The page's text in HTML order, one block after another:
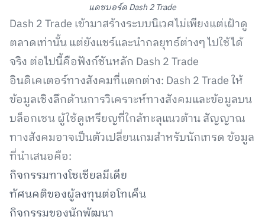
แดชบอร์ด Dash 2 Trade
Dash 2 Trade เข้ามาสร้างระบบนิเวศไม่เพียงแต่เฝ้าดู
ตลาดเท่านั้น แต่ยังแชร์และนำกลยุทธ์ต่างๆ ไปใช้ได้
จริง ต่อไปนี้คือฟังก์ชันหลัก Dash 2 Trade
อินดิเคเตอร์ทางสังคมที่แตกต่าง: Dash 2 Trade ให้
ข้อมูลเชิงลึกด้านการวิเคราะห์ทางสังคมและข้อมูลบน
บล็อกเชน ผู้ใช้ดูเหรียญที่ใกล้ทะลุแนวต้าน สัญญาณ
ทางสังคมอาจเป็นตัวเปลี่ยนเกมสำหรับนักเทรด ข้อมูล
ที่นำเสนอคือ:
กิจกรรมทางโซเชียลมีเดีย
ทัศนคติของผู้ลงทุนต่อโทเค็น
กิจกรรมของนักพัฒนา